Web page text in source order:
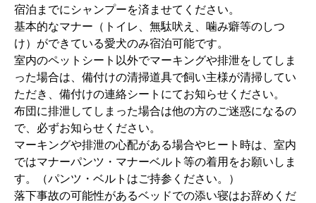
宿泊までにシャンプーを済ませてください。
基本的なマナー（トイレ、無駄吠え、噛み癖等のしつ
け）ができている愛犬のみ宿泊可能です。
室内のペットシート以外でマーキングや排泄をしてしま
った場合は、備付けの清掃道具で飼い主様が清掃してい
ただき、備付けの連絡シートにてお知らせください。
布団に排泄してしまった場合は他の方のご迷惑になるの
で、必ずお知らせください。
マーキングや排泄の心配がある場合やヒート時は、室内
ではマナーパンツ・マナーベルト等の着用をお願いしま
す。（パンツ・ベルトはご持参ください。）
落下事故の可能性があるベッドでの添い寝はお辞めくだ